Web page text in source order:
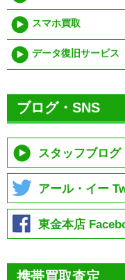
スマホ買取
データ復旧サービス
ブログ・SNS
スタッフブログ
アール・イー
東金本店
携帯買取査定